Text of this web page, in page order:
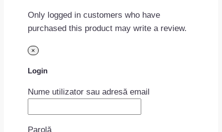
Only logged in customers who have
purchased this product may write a review.
×
Login
Nume utilizator sau adresă email
Parolă